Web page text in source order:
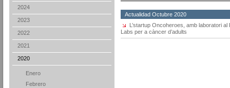
2024
2023
2022
2021
2020
Enero
Febrero
Actualidad Octubre 2020
L’startup Oncoheroes, amb laboratori
Labs per a càncer d’adults